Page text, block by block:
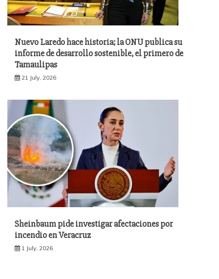
Nuevo Laredo hace historia; la ONU publica su
informe de desarrollo sostenible, el primero de
Tamaulipas
21 July, 2026
Sheinbaum pide investigar afectaciones por
incendio en Veracruz
1 July, 2026